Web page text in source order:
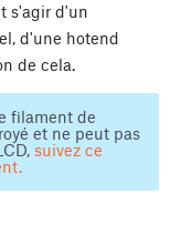
s'agir d'un
d'une hotend
de cela.
filament de
et ne peut pas
suivez ce